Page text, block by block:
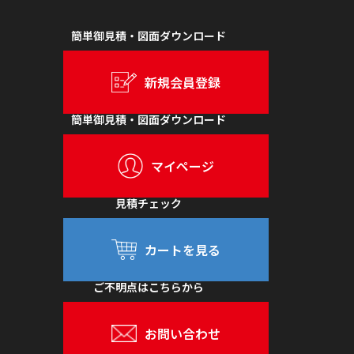
簡単御見積・図面ダウンロード
新規会員登録
簡単御見積・図面ダウンロード
マイページ
見積チェック
カートを見る
ご不明点はこちらから
お問い合わせ